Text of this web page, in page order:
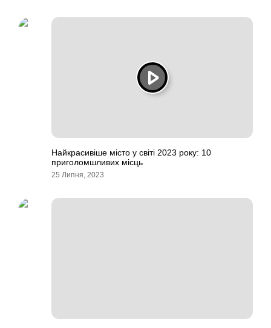
Найкрасивіше місто у світі 2023 року: 10
приголомшливих місць
25 Липня, 2023